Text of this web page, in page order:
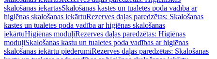
skalošanas iekārtasSkalošanas kastes un tualetes poda vadība ar
higiēnas skalošanas iekārtuRezerves daļas paredzētas: Skalošanas
kastes un tualetes poda vadība ar higiēnas skalošanas
iekārtuHigiēnas moduļiRezerves daļas paredzētas: Higiēnas
moduļiSkalošanas kastu un tualetes poda vadības ar higiēnas
skalošanas iekārtu piederumiRezerves daļas paredzētas: Skalošanas